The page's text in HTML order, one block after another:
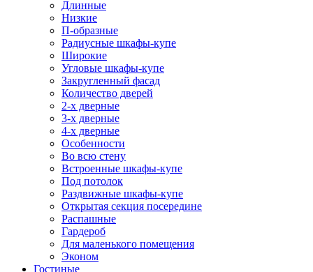
Длинные
Низкие
П-образные
Радиусные шкафы-купе
Широкие
Угловые шкафы-купе
Закругленный фасад
Количество дверей
2-х дверные
3-х дверные
4-х дверные
Особенности
Во всю стену
Встроенные шкафы-купе
Под потолок
Раздвижные шкафы-купе
Открытая секция посередине
Распашные
Гардероб
Для маленького помещения
Эконом
Гостиные